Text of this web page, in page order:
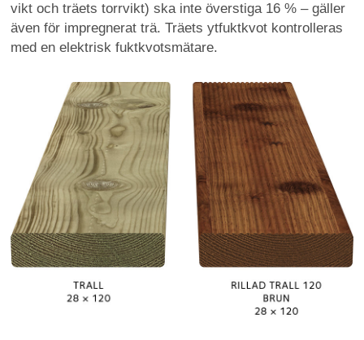
vikt och träets torrvikt) ska inte överstiga 16 % – gäller
även för impregnerat trä. Träets ytfuktkvot kontrolleras
med en elektrisk fuktkvotsmätare.